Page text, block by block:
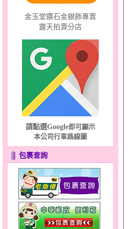
金玉堂鑽石金銀飾專賣
露天拍賣分店
請點選Google即可顯示
本公司行車路線圖
包裹查詢